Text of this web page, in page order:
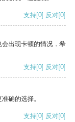
支持[0] 反对[0]
出现卡顿的情况，希
支持[0] 反对[0]
确的选择。
支持[0] 反对[0]